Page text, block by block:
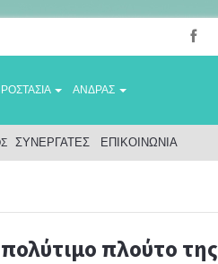
ΑΝΔΡΑΣ
ΣΥΝΕΡΓΑΤΕΣ ΕΠΙΚΟΙΝΩΝΙΑ
πλούτο της